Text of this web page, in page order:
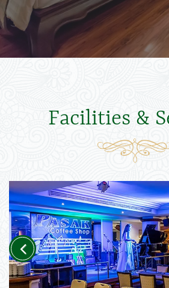
Facilities &
Previous